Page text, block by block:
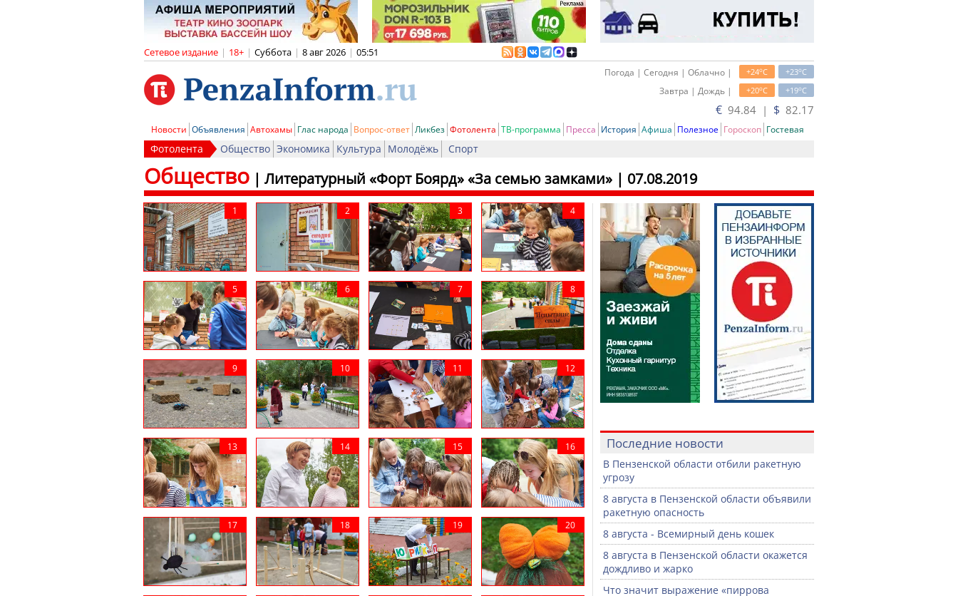
Сетевое издание | 18+ | Суббота | 8 авг 2026 | 05:51
+23oC
+24oC
Погода | Сегодня | Облачно |
+19oC
+20oC
Завтра | Дождь |
€ 94.84 | $ 82.17
Новости Объявления Автохамы Глас народа Вопрос-ответ Ликбез Фотолента ТВ-программа Пресса История Афиша Полезное Гороскоп Гостевая
Фотолента Общество Экономика Культура Молодёжь Спорт
Общество | Литературный «Форт Боярд» «За семью замками» | 07.08.2019
Последние новости
В Пензенской области отбили ракетную
угрозу
8 августа в Пензенской области объявили
ракетную опасность
8 августа - Всемирный день кошек
8 августа в Пензенской области окажется
дождливо и жарко
Что значит выражение «пиррова